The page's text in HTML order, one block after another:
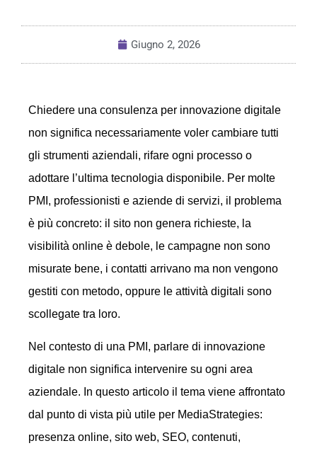
Giugno 2, 2026
Chiedere una consulenza per innovazione digitale
non significa necessariamente voler cambiare tutti
gli strumenti aziendali, rifare ogni processo o
adottare l’ultima tecnologia disponibile. Per molte
PMI, professionisti e aziende di servizi, il problema
è più concreto: il sito non genera richieste, la
visibilità online è debole, le campagne non sono
misurate bene, i contatti arrivano ma non vengono
gestiti con metodo, oppure le attività digitali sono
scollegate tra loro.
Nel contesto di una PMI, parlare di innovazione
digitale non significa intervenire su ogni area
aziendale. In questo articolo il tema viene affrontato
dal punto di vista più utile per MediaStrategies:
presenza online, sito web, SEO, contenuti,